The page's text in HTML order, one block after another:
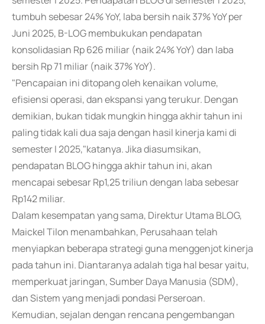
tumbuh sebesar 24% YoY, laba bersih naik 37% YoY per
Juni 2025, B-LOG membukukan pendapatan
konsolidasian Rp 626 miliar (naik 24% YoY) dan laba
bersih Rp 71 miliar (naik 37% YoY).
"Pencapaian ini ditopang oleh kenaikan volume,
efisiensi operasi, dan ekspansi yang terukur. Dengan
demikian, bukan tidak mungkin hingga akhir tahun ini
paling tidak kali dua saja dengan hasil kinerja kami di
semester I 2025,"katanya. Jika diasumsikan,
pendapatan BLOG hingga akhir tahun ini, akan
mencapai sebesar Rp1,25 triliun dengan laba sebesar
Rp142 miliar.
Dalam kesempatan yang sama, Direktur Utama BLOG,
Maickel Tilon menambahkan, Perusahaan telah
menyiapkan beberapa strategi guna menggenjot kinerja
pada tahun ini. Diantaranya adalah tiga hal besar yaitu,
memperkuat jaringan, Sumber Daya Manusia (SDM),
dan Sistem yang menjadi pondasi Perseroan.
Kemudian, sejalan dengan rencana pengembangan